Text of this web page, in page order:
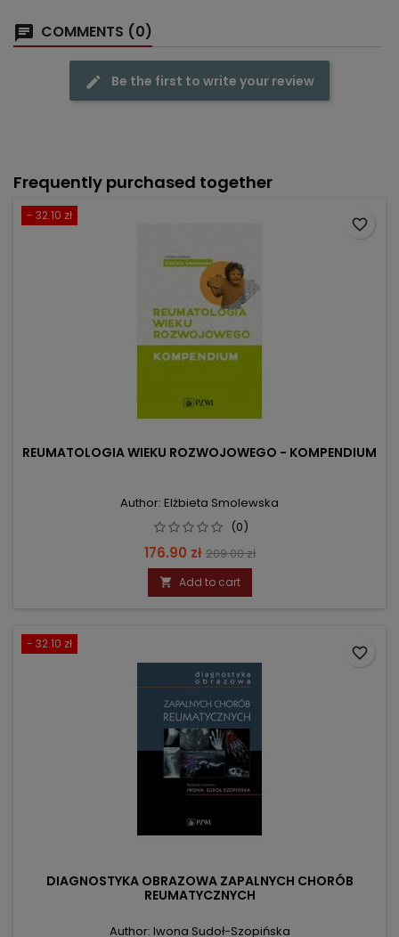
COMMENTS (0)
Be the first to write your review
Frequently purchased together
- 32.10 zł
REUMATOLOGIA WIEKU ROZWOJOWEGO - KOMPENDIUM
Author: Elżbieta Smolewska
(0)
Price
176.90 zł Regular
price
209.00 zł
 Add to cart
favorite_border
- 32.10 zł
DIAGNOSTYKA OBRAZOWA ZAPALNYCH CHORÓB
REUMATYCZNYCH
Author: Iwona Sudoł-Szopińska
favorite_border